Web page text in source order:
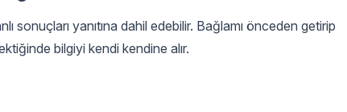
sonuçları yanıtına dahil edebilir. Bağlamı önceden getirip
bilgiyi kendi kendine alır.